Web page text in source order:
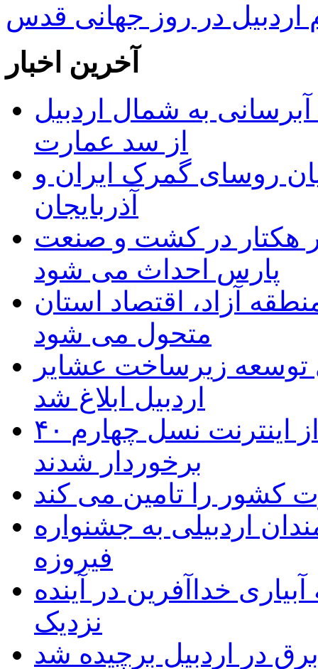
در روز جهانی قدس
آخرین اخبار
ماده ۲۳ طرح آبرسانی به شمال اردبیل
از سد عمارت
روسای گمرک ایران و
آذربایجان
هکتار در کشت و صنعت
پارس احداث می شود
آزاد، اقتصاد استان
متحول می شود
برای توسعه زیرساخت عشایر
اردبیل ابلاغ شد
۴۰ روستای شهرستان گِرمی از اینترنت نسل چهارم
برخوردار شدند
به۵۰ اثر هنرمندان اردبیلی به جشنواره
فیروزه
خداآفرین در آینده
نزدیک